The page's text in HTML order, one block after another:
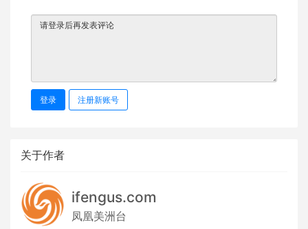
登录 注册新账号
关于作者
ifengus.com
凤凰美洲台